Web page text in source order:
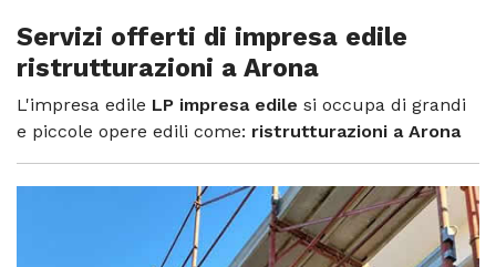
Servizi offerti di impresa edile
ristrutturazioni a Arona
L'impresa edile LP impresa edile si occupa di grandi
e piccole opere edili come: ristrutturazioni a Arona